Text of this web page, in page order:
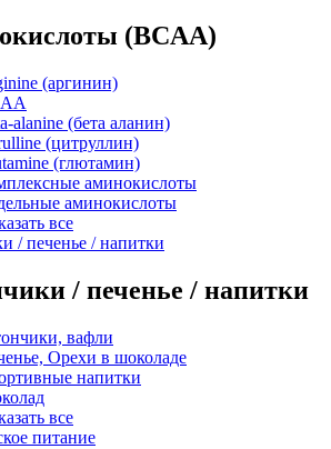
(BCAA)
(аргинин)
alanine (бета аланин)
(цитруллин)
(глютамин)
аминокислоты
аминокислоты
все
/ печенье / напитки
/ печенье / напитки
вафли
Орехи в шоколаде
напитки
все
питание